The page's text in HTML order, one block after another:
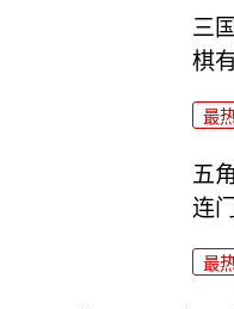
三
棋
最
五
连
最